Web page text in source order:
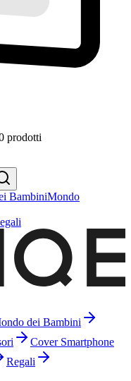
prodotti
BambiniMondo
dei Bambini
Cover Smartphone
Regali